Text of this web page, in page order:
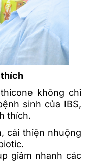
không chỉ
sinh của IBS,
thích.
cải thiện nhuộng
giảm nhanh các